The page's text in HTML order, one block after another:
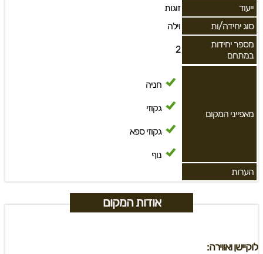
ייעוד
זוגות
סוג יחידה/ות
וילה
מספר יחידות
במתחם
2
מאפייני המקום
חניה
גקוזי
גקוזי ספא
נוף
הערות
אודות המקום
לוקיישן ואווירה: